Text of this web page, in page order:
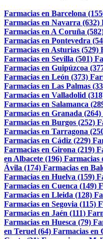
Farmacias en Barcelona
Farmacias en Navarra (632)
Farmacias en A Coruña
Farmacias en Pontevedra
Farmacias en Asturias (529)
Farmacias en Sevilla (501)
Farmacias en Guipúzcoa
Farmacias en León (373)
Farmacias en Las Palmas
Farmacias en Valladolid
Farmacias en Salamanca
Farmacias en Granada (264)
Farmacias en Burgos (252)
Farmacias en Tarragona
Farmacias en Cádiz (229)
Farmacias en Girona (219)
en Albacete (196) Farmacias
Ávila (174) Farmacias en
Farmacias en Huelva (159)
Farmacias en Cuenca (149)
Farmacias en Lleida (128)
Farmacias en Segovia (115)
Farmacias en Jaén (111)
Farmacias en Huesca (79)
en Teruel (64) Farmacias en